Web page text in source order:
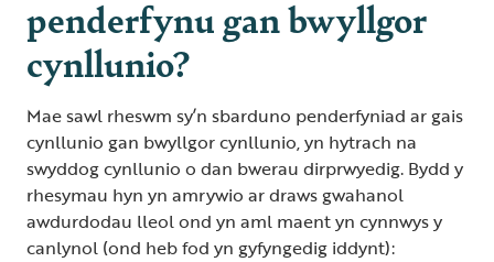
penderfynu gan bwyllgor
cynllunio?
Mae sawl rheswm sy’n sbarduno penderfyniad ar gais
cynllunio gan bwyllgor cynllunio, yn hytrach na
swyddog cynllunio o dan bwerau dirprwyedig. Bydd y
rhesymau hyn yn amrywio ar draws gwahanol
awdurdodau lleol ond yn aml maent yn cynnwys y
canlynol (ond heb fod yn gyfyngedig iddynt):